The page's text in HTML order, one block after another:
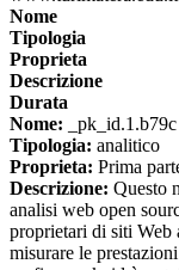
Nome
Tipologia
Proprieta
Descrizione
Durata
Nome: _pk_id.1.b79c
Tipologia: analitico
Proprieta: Prima
Descrizione: Questo
analisi web open
proprietari di siti Web
misurare le